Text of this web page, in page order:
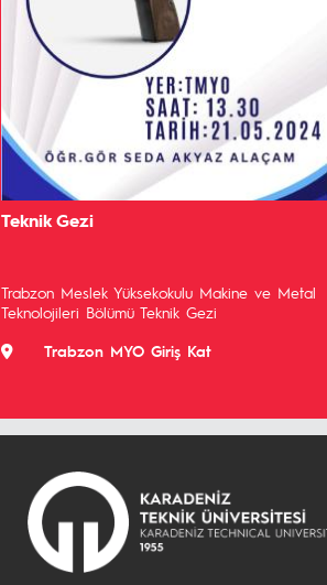
Teknik Gezi
Trabzon Meslek Yüksekokulu Makine ve Metal
Teknolojileri Bölümü Teknik Gezi
Trabzon MYO Giriş Kat